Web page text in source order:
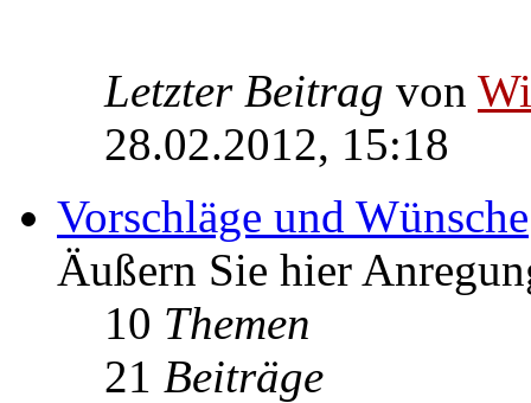
Letzter Beitrag von
28.02.2012, 15:18
Vorschläge und Wünsche
Äußern Sie hier
10 Themen
21 Beiträge